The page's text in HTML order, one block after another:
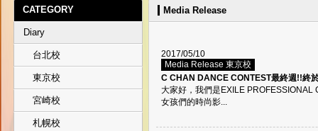
CATEGORY
Diary
台北校
東京校
宮崎校
札幌校
Media Release
2017/05/10
Media Release 東京校
C CHAN DANCE CONTEST最終週!!終
大家好，我們是EXILE PROFESSIONAL
女孩們的時尚影...